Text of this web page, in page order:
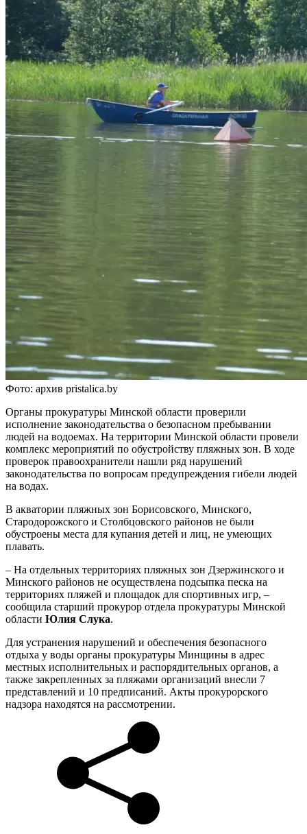
Фото: архив pristalica.by
Органы прокуратуры Минской области проверили
исполнение законодательства о безопасном пребывании
людей на водоемах. На территории Минской области провели
комплекс мероприятий по обустройству пляжных зон. В ходе
проверок правоохранители нашли ряд нарушений
законодательства по вопросам предупреждения гибели людей
на водах.
В акватории пляжных зон Борисовского, Минского,
Стародорожского и Столбцовского районов не были
обустроены места для купания детей и лиц, не умеющих
плавать.
– На отдельных территориях пляжных зон Дзержинского и
Минского районов не осуществлена подсыпка песка на
территориях пляжей и площадок для спортивных игр, –
сообщила старший прокурор отдела прокуратуры Минской
области Юлия Слука.
Для устранения нарушений и обеспечения безопасного
отдыха у воды органы прокуратуры Минщины в адрес
местных исполнительных и распорядительных органов, а
также закрепленных за пляжами организаций внесли 7
представлений и 10 предписаний. Акты прокурорского
надзора находятся на рассмотрении.